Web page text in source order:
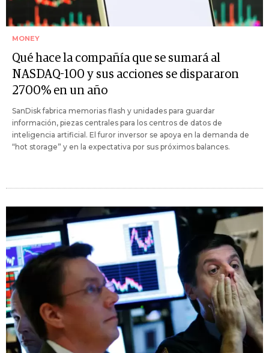
MONEY
Qué hace la compañía que se sumará al
NASDAQ-100 y sus acciones se dispararon
2700% en un año
SanDisk fabrica memorias flash y unidades para guardar
información, piezas centrales para los centros de datos de
inteligencia artificial. El furor inversor se apoya en la demanda de
“hot storage” y en la expectativa por sus próximos balances.